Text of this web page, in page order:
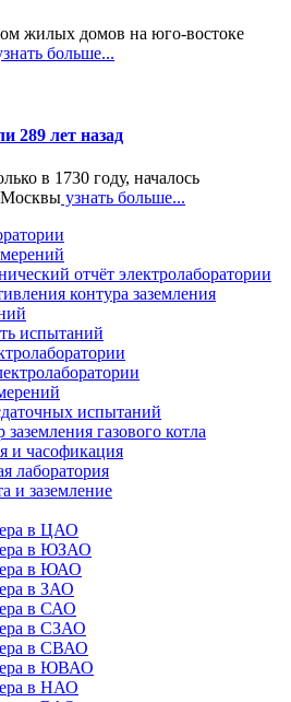
жилых домов на юго-востоке
больше...
289 лет назад
в 1730 году, началось
Москвы узнать больше...
отчёт электролаборатории
контура заземления
испытаний
испытаний
газового котла
и часофикация
лаборатория
и заземление
в ЦАО
в ЮЗАО
в ЮАО
в ЗАО
в САО
в СЗАО
в СВАО
в ЮВАО
в НАО